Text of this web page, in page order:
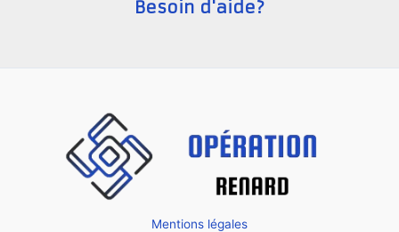
Besoin d'aide?
Mentions légales